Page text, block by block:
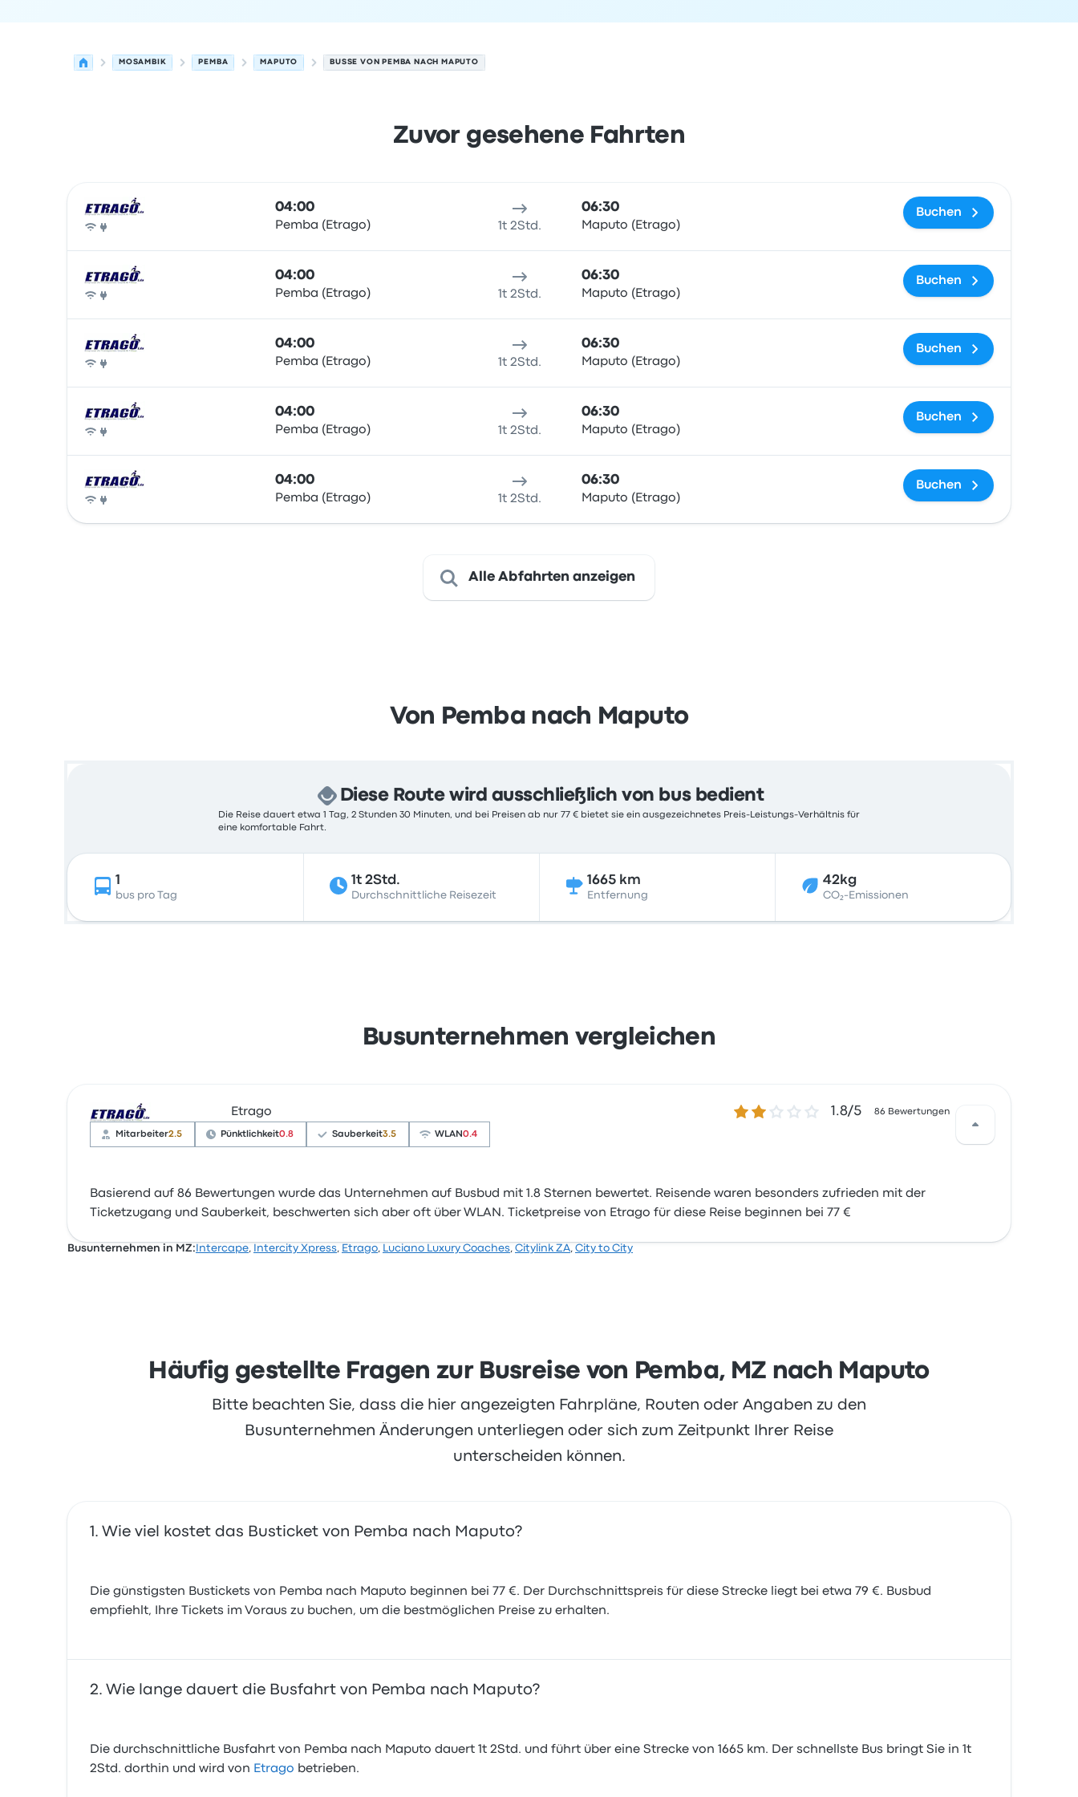
MOSAMBIK PEMBA MAPUTO BUSSE VON PEMBA NACH MAPUTO
Zuvor gesehene Fahrten
Bus
04:00
Pemba (Etrago) 1t 2Std.
06:30
Maputo (Etrago)
Buchen
Bus
04:00
Pemba (Etrago) 1t 2Std.
06:30
Maputo (Etrago)
Buchen
Bus
04:00
Pemba (Etrago) 1t 2Std.
06:30
Maputo (Etrago)
Buchen
Bus
04:00
Pemba (Etrago) 1t 2Std.
06:30
Maputo (Etrago)
Buchen
Bus
04:00
Pemba (Etrago) 1t 2Std.
06:30
Maputo (Etrago)
Buchen
Alle Abfahrten anzeigen
Von Pemba nach Maputo
Diese Route wird ausschließlich von bus bedient
Die Reise dauert etwa 1 Tag, 2 Stunden 30 Minuten, und bei Preisen ab nur 77 € bietet sie ein ausgezeichnetes Preis-Leistungs-Verhältnis für
eine komfortable Fahrt.
1
bus pro Tag
1t 2Std.
Durchschnittliche Reisezeit
1665 km
Entfernung
42kg
CO₂-Emissionen
Busunternehmen vergleichen
Etrago 1.8 von 5 Sternen1.8/5 86 Bewertungen
Mitarbeiter2.5 Pünktlichkeit0.8 Sauberkeit3.5 WLAN 0.4
Basierend auf 86 Bewertungen wurde das Unternehmen auf Busbud mit 1.8 Sternen bewertet. Reisende waren besonders zufrieden mit der
Ticketzugang und Sauberkeit, beschwerten sich aber oft über WLAN. Ticketpreise von Etrago für diese Reise beginnen bei 77 €
Busunternehmen in MZ: Intercape, Intercity Xpress, Etrago, Luciano Luxury Coaches, Citylink ZA, City to City
Häufig gestellte Fragen zur Busreise von Pemba, MZ nach Maputo
Bitte beachten Sie, dass die hier angezeigten Fahrpläne, Routen oder Angaben zu den
Busunternehmen Änderungen unterliegen oder sich zum Zeitpunkt Ihrer Reise
unterscheiden können.
Wie viel kostet das Busticket von Pemba nach Maputo?
Die günstigsten Bustickets von Pemba nach Maputo beginnen bei 77 €. Der Durchschnittspreis für diese Strecke liegt bei etwa 79 €. Busbud
empfiehlt, Ihre Tickets im Voraus zu buchen, um die bestmöglichen Preise zu erhalten.
Wie lange dauert die Busfahrt von Pemba nach Maputo?
Die durchschnittliche Busfahrt von Pemba nach Maputo dauert 1t 2Std. und führt über eine Strecke von 1665 km. Der schnellste Bus bringt Sie in 1t
2Std. dorthin und wird von Etrago betrieben.